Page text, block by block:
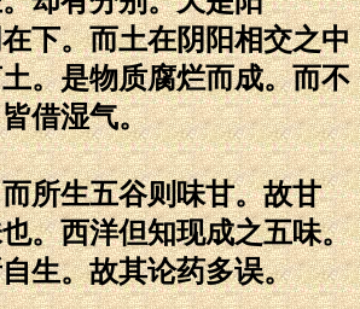
下。而土在阴阳相交之中
。是物质腐烂而成。而不
借湿气。
所生五谷则味甘。故甘
。西洋但知现成之五味。
生。故其论药多误。